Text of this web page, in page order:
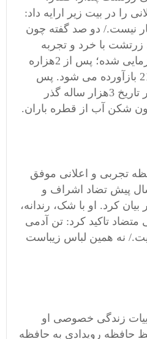
را در بیت زیر ارایه داد:
نیست./ دو صد گفته چون
با خرد و تجربه
شخصی فردوسی راستآزمایی شده؛ پس از 2هزاره
بازسازی شده؛ در سده 21 بازآورده می شود. پس
محتوای حافظه اعلانی در تاریخ 3هزار ساله گذر
شکن آب از قطره باران.
ترکیب 2حافظه تجربی و اعلانی موفق
او در جامعه 800سال پیش تضاد اشراف و
کرد. او با شک، رندانه،
یا 2معنایی متضاد تاکید کرد: تن آدمی
نه همین لباس زیباست
زندگی خصوصی او
حافظه رویدادی به حافظه